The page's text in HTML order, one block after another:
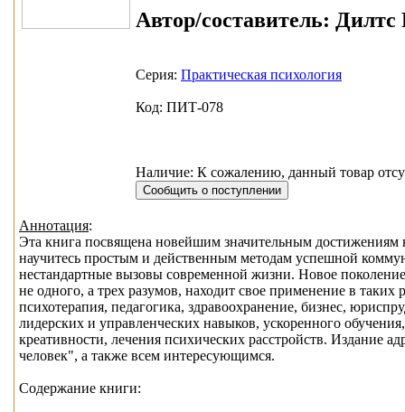
Автор/составитель: Дилтс
Серия: Практическая психология
Код: ПИТ-078
Наличие: К сожалению, данный товар
Аннотация:
Эта книга посвящена новейшим значительным достижениям
научитесь простым и действенным методам успешной
нестандартные вызовы современной жизни. Новое
не одного, а трех разумов, находит свое применение в таких
психотерапия, педагогика, здравоохранение, бизнес,
лидерских и управленческих навыков, ускоренного
креативности, лечения психических расстройств. Издание
человек", а также всем интересующимся.
Содержание книги: